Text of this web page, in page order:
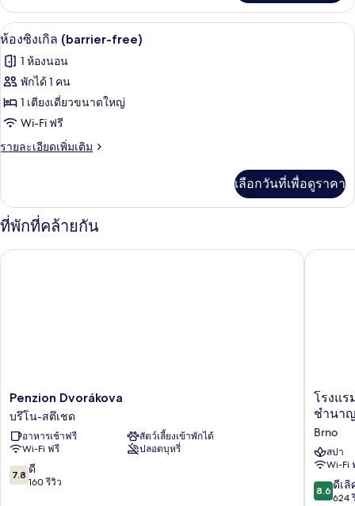
นอน
เกี่ยว
กับ
ห้อง
น,
นอน
เปิด
ภาพถ่าย
ทั้งหมด
ของ
ห้อง
ซิงเกิล
ห้องซิงเกิล (barrier-free) | มินิบาร์, ตู้
3
ห้องซิงเกิล (barrier-free)
1 ห้องนอน
พักได้ 1 คน
1 เตียงเดี่ยวขนาดใหญ่
Wi-Fi ฟรี
รายละเอียดเพิ่มเติม
ราย
เกี่ยว
กับ
ห้อง
ซิงเกิล
(barrier-
เลือกวันที่เพื่อดูราคา
ที่พักที่คล้ายกัน
Penzion
Dvorákova
บรึ
โน-
ส
ตึ
เชด
Penzion Dvorákova
บรึโน-สตึเชด
อาหารเช้าฟรี
สัตว์เลี้ยงเข้าพักได้
Wi-Fi ฟรี
ปลอดบุหรี่
7.8
จาก
7.8 ดี
160 รีวิว
Penzion Dvorákova
โรงแรม
คอส
โพ
ลิ
ทัน
โบ
บี
โรงแ
ชำนา
Brno
สปา
Wi-Fi
8.6
จาก
8.6 ดีเลิ
624
โรงแรม